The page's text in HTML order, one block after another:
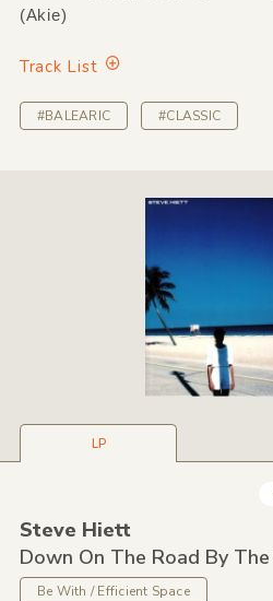
(Akie)
Track List
#BALEARIC #CLASSIC
LP
Steve Hiett
Down On The Road By
Be With / Efficient Space